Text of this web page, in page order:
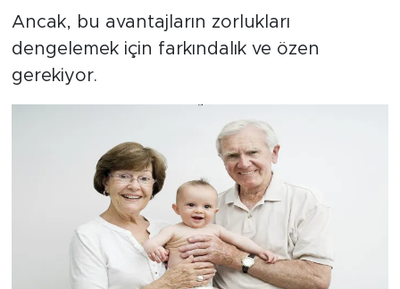
Ancak, bu avantajların zorlukları
dengelemek için farkındalık ve özen
gerekiyor.